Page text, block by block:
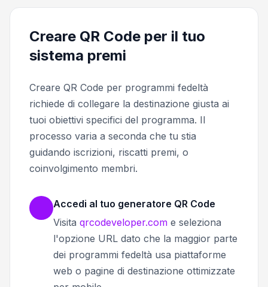
Creare QR Code per il tuo
sistema premi
Creare QR Code per programmi fedeltà
richiede di collegare la destinazione giusta ai
tuoi obiettivi specifici del programma. Il
processo varia a seconda che tu stia
guidando iscrizioni, riscatti premi, o
coinvolgimento membri.
Accedi al tuo generatore QR Code
Visita qrcodeveloper.com e seleziona
l'opzione URL dato che la maggior parte
dei programmi fedeltà usa piattaforme
web o pagine di destinazione ottimizzate